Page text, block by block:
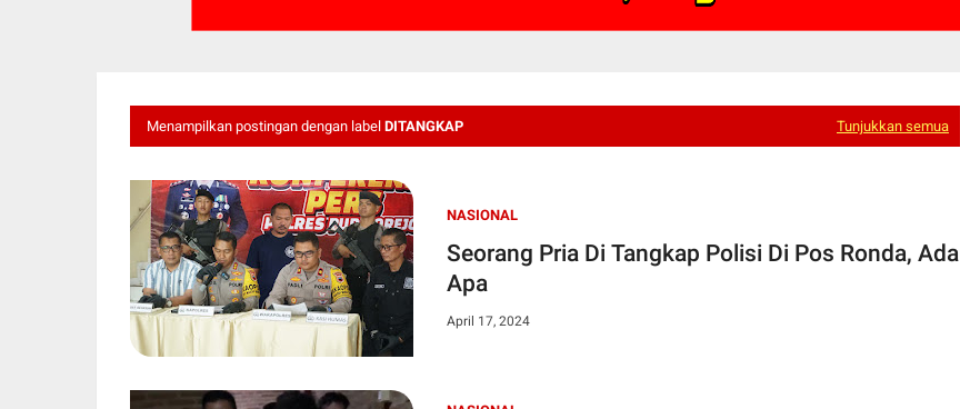
Menampilkan postingan dengan label DITANGKAP Tunjukkan semua
NASIONAL
Seorang Pria Di Tangkap Polisi Di Pos Ronda, Ada
Apa
April 17, 2024